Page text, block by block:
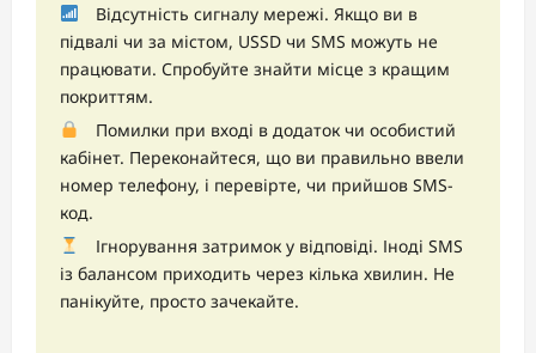
Відсутність сигналу мережі. Якщо ви в
підвалі чи за містом, USSD чи SMS можуть не
працювати. Спробуйте знайти місце з кращим
покриттям.
Помилки при вході в додаток чи особистий
кабінет. Переконайтеся, що ви правильно ввели
номер телефону, і перевірте, чи прийшов SMS-
код.
Ігнорування затримок у відповіді. Іноді SMS
із балансом приходить через кілька хвилин. Не
панікуйте, просто зачекайте.